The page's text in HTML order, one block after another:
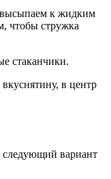
к жидким
чтобы стружка
стаканчики.
в центр
вариант